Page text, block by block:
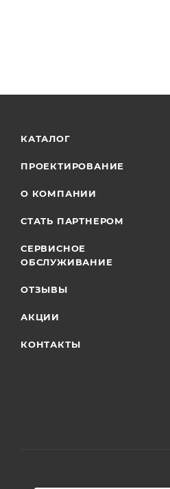
КАТАЛОГ
ПРОЕКТИРОВАНИЕ
О КОМПАНИИ
СТАТЬ ПАРТНЕРОМ
СЕРВИСНОЕ
ОБСЛУЖИВАНИЕ
ОТЗЫВЫ
АКЦИИ
КОНТАКТЫ